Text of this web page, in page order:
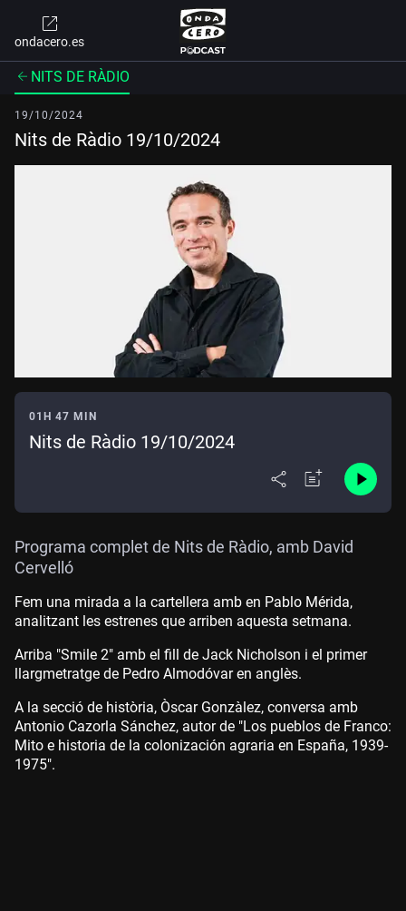
ondacero.es
NITS DE RÀDIO
19/10/2024
Nits de Ràdio 19/10/2024
01H 47 MIN
Nits de Ràdio 19/10/2024
Programa complet de Nits de Ràdio, amb David
Cervelló
Fem una mirada a la cartellera amb en Pablo Mérida,
analitzant les estrenes que arriben aquesta setmana.
Arriba "Smile 2" amb el fill de Jack Nicholson i el primer
llargmetratge de Pedro Almodóvar en anglès.
A la secció de història, Òscar Gonzàlez, conversa amb
Antonio Cazorla Sánchez, autor de "Los pueblos de Franco:
Mito e historia de la colonización agraria en España, 1939-
1975".